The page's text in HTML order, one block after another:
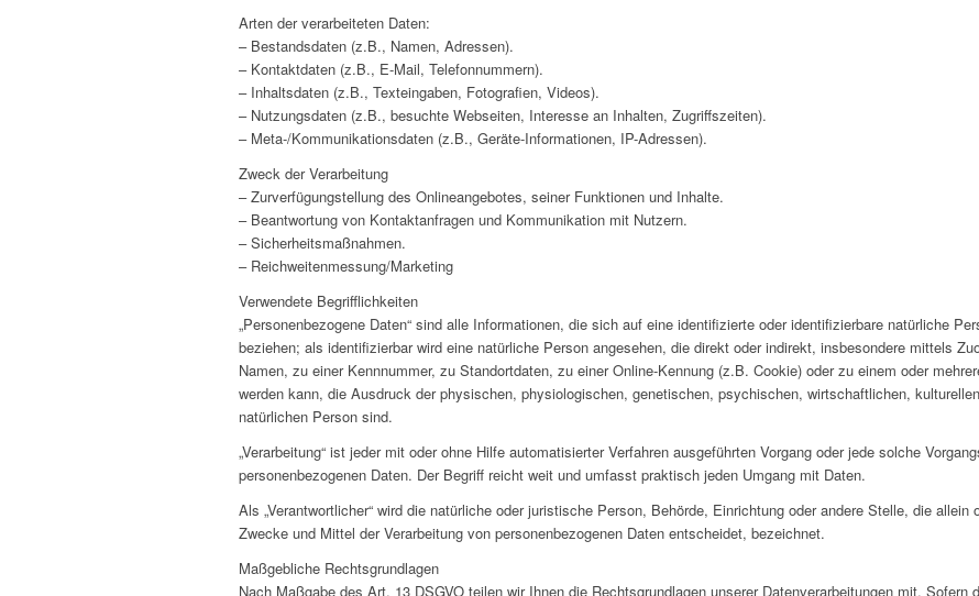
Arten der verarbeiteten Daten:
– Bestandsdaten (z.B., Namen, Adressen).
– Kontaktdaten (z.B., E-Mail, Telefonnummern).
– Inhaltsdaten (z.B., Texteingaben, Fotografien, Videos).
– Nutzungsdaten (z.B., besuchte Webseiten, Interesse an Inhalten, Zugriffszeiten).
– Meta-/Kommunikationsdaten (z.B., Geräte-Informationen, IP-Adressen).
Zweck der Verarbeitung
– Zurverfügungstellung des Onlineangebotes, seiner Funktionen und Inhalte.
– Beantwortung von Kontaktanfragen und Kommunikation mit Nutzern.
– Sicherheitsmaßnahmen.
– Reichweitenmessung/Marketing
Verwendete Begrifflichkeiten
„Personenbezogene Daten“ sind alle Informationen, die sich auf eine identifizierte oder identifizierbare natürliche
beziehen; als identifizierbar wird eine natürliche Person angesehen, die direkt oder indirekt, insbesondere mittels
Namen, zu einer Kennnummer, zu Standortdaten, zu einer Online-Kennung (z.B. Cookie) oder zu einem oder
werden kann, die Ausdruck der physischen, physiologischen, genetischen, psychischen, wirtschaftlichen,
natürlichen Person sind.
„Verarbeitung“ ist jeder mit oder ohne Hilfe automatisierter Verfahren ausgeführten Vorgang oder jede solche
personenbezogenen Daten. Der Begriff reicht weit und umfasst praktisch jeden Umgang mit Daten.
Als „Verantwortlicher“ wird die natürliche oder juristische Person, Behörde, Einrichtung oder andere Stelle, die
Zwecke und Mittel der Verarbeitung von personenbezogenen Daten entscheidet, bezeichnet.
Maßgebliche Rechtsgrundlagen
Nach Maßgabe des Art. 13 DSGVO teilen wir Ihnen die Rechtsgrundlagen unserer Datenverarbeitungen mit. Sofern